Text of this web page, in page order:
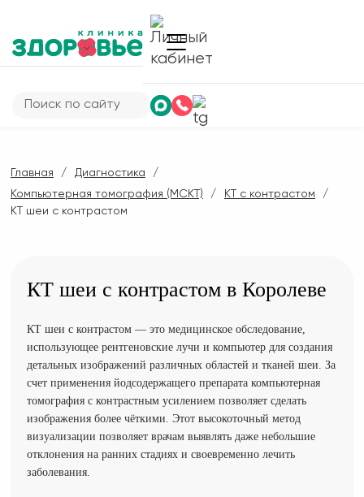
Главная
Диагностика
Компьютерная томография (МСКТ)
КТ с контрастом
КТ шеи с контрастом
КТ шеи с контрастом в Королеве
КТ шеи с контрастом — это медицинское обследование,
использующее рентгеновские лучи и компьютер для создания
детальных изображений различных областей и тканей шеи. За
счет применения йодсодержащего препарата компьютерная
томография с контрастным усилением позволяет сделать
изображения более чёткими. Этот высокоточный метод
визуализации позволяет врачам выявлять даже небольшие
отклонения на ранних стадиях и своевременно лечить
заболевания.